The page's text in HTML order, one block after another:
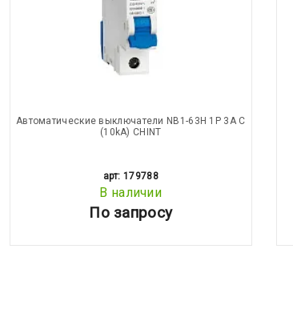
Автоматические выключатели NB1-63H 1P 3A C
(10kA) CHINT
арт: 179788
В наличии
По запросу